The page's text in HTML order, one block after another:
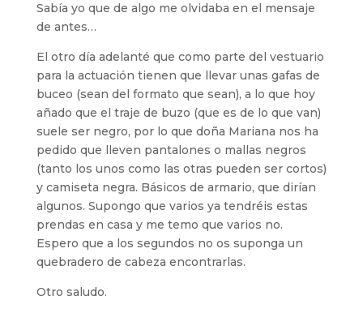
Sabía yo que de algo me olvidaba en el mensaje
de antes…
El otro día adelanté que como parte del vestuario
para la actuación tienen que llevar unas gafas de
buceo (sean del formato que sean), a lo que hoy
añado que el traje de buzo (que es de lo que van)
suele ser negro, por lo que doña Mariana nos ha
pedido que lleven pantalones o mallas negros
(tanto los unos como las otras pueden ser cortos)
y camiseta negra. Básicos de armario, que dirían
algunos. Supongo que varios ya tendréis estas
prendas en casa y me temo que varios no.
Espero que a los segundos no os suponga un
quebradero de cabeza encontrarlas.
Otro saludo.